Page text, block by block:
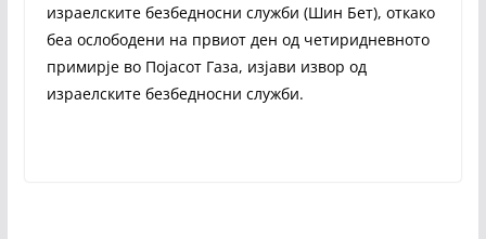
израелските безбедносни служби (Шин Бет), откако
беа ослободени на првиот ден од четиридневното
примирје во Појасот Газа, изјави извор од
израелските безбедносни служби.